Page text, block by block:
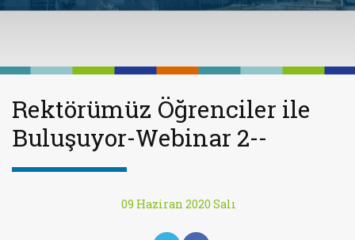
Rektörümüz Öğrenciler ile
Buluşuyor-Webinar 2--
09 Haziran 2020 Salı